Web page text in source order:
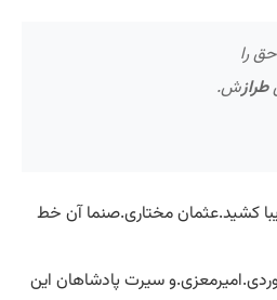
را
طرازش.
کشید.عثمان مختاری.صنما آن خط
سیرت پادشاهان این